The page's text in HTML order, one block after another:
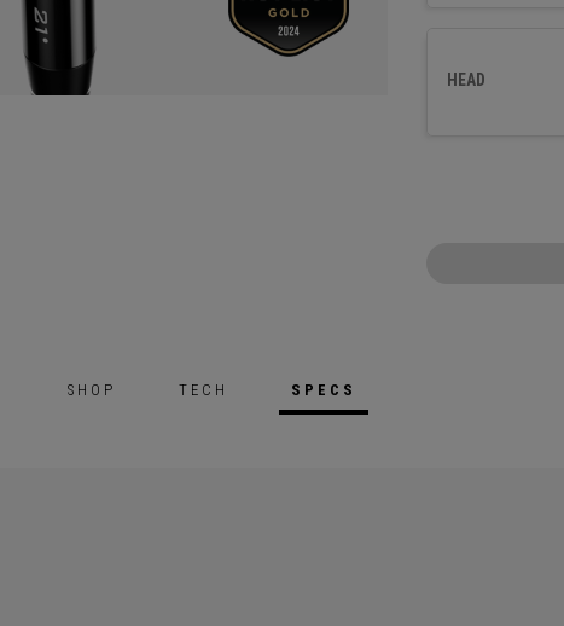
HEAD
SHOP TECH SPECS